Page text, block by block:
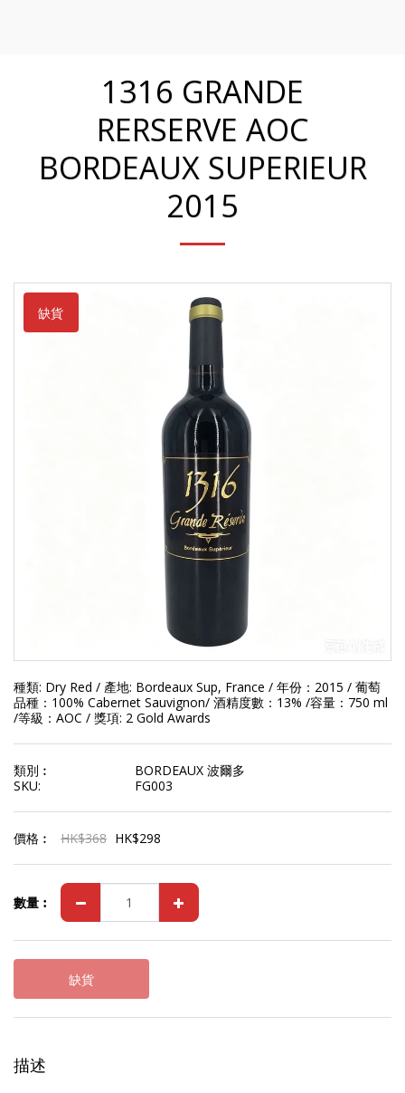
1316 GRANDE
RERSERVE AOC
BORDEAUX SUPERIEUR
2015
缺貨
種類: Dry Red / 產地: Bordeaux Sup, France / 年份：2015 / 葡萄
品種：100% Cabernet Sauvignon/ 酒精度數：13% /容量：750 ml
/等級：AOC / 獎項: 2 Gold Awards
類別︰
BORDEAUX 波爾多
SKU:
FG003
價格︰ HK$368 HK$298
數量︰
缺貨
描述